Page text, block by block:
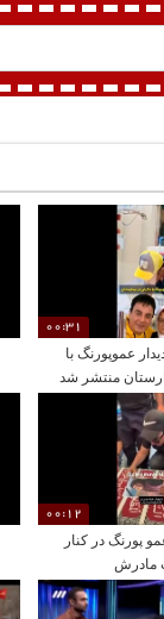
00:31
عموپورنگ با
منتشر شد
00:12
پورنگ در کنار
مادرش